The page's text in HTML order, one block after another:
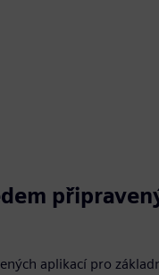
aplikací pro